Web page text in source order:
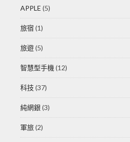
APPLE (5)
旅宿 (1)
旅遊(5)
智慧型手機 (12)
科技 (37)
純網銀 (3)
軍旅(2)